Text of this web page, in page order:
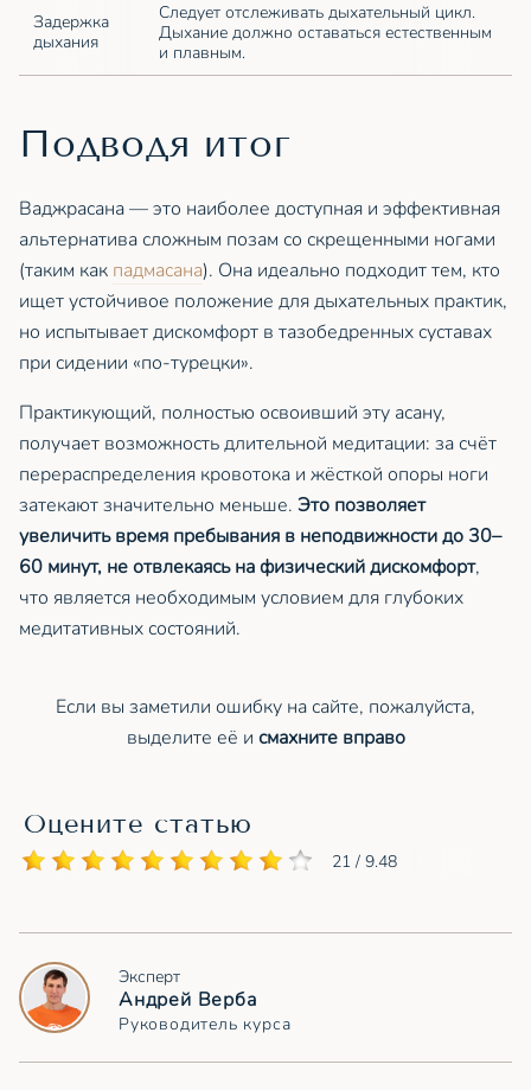
Задержка
дыхания
Следует отслеживать дыхательный цикл.
Дыхание должно оставаться естественным
и плавным.
Подводя итог
Ваджрасана — это наиболее доступная и эффективная
альтернатива сложным позам со скрещенными ногами
(таким как падмасана). Она идеально подходит тем, кто
ищет устойчивое положение для дыхательных практик,
но испытывает дискомфорт в тазобедренных суставах
при сидении «по-турецки».
Практикующий, полностью освоивший эту асану,
получает возможность длительной медитации: за счёт
перераспределения кровотока и жёсткой опоры ноги
затекают значительно меньше. Это позволяет
увеличить время пребывания в неподвижности до 30–
60 минут, не отвлекаясь на физический дискомфорт,
что является необходимым условием для глубоких
медитативных состояний.
Если вы заметили ошибку на сайте, пожалуйста,
выделите её и смахните вправо
Оцените статью
21 / 9.48
Эксперт
Андрей Верба
Руководитель курса